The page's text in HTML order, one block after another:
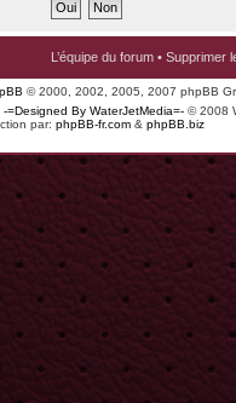
L’équipe du forum • Supprimer
© 2000, 2002, 2005, 2007 phpBB
-=Designed By WaterJetMedia=- © 2008
par: phpBB-fr.com & phpBB.biz